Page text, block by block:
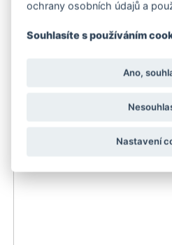
Koleno DN40, kov
1 150 Kč
ochrany osobních údajů a
Souhlasíte s používáním
Ano,
Nastavení